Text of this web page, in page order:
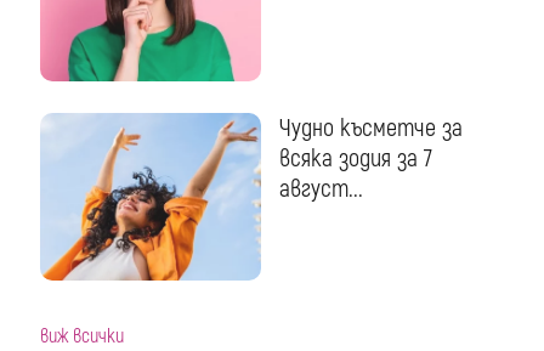
Чудно късметче за
всяка зодия за 7
август...
виж всички